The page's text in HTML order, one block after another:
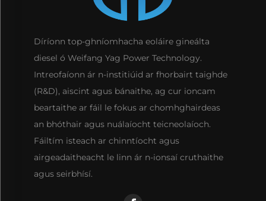
Díríonn top-ghníomhacha eoláire gineálta
diesel ó Weifang Yag Power Technology.
Intreofaíonn ár n-institiúid ar fhorbairt taighde
(R&D), aiscint agus bánaithe, ag cur ioncam
beartaithe ar fáil le fokus ar chomhghairdeas
an bhóthair agus nuálaíocht teicneolaíoch.
Fáiltím isteach ar chinntíocht agus
airgeadaitheacht le linn ár n-ionsaí cruthaithe
agus seirbhísí.